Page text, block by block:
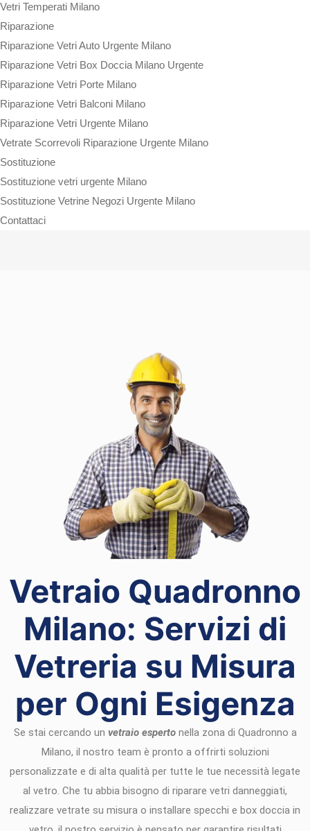
Vetri Temperati Milano
Riparazione
Riparazione Vetri Auto Urgente Milano
Riparazione Vetri Box Doccia Milano Urgente
Riparazione Vetri Porte Milano
Riparazione Vetri Balconi Milano
Riparazione Vetri Urgente Milano
Vetrate Scorrevoli Riparazione Urgente Milano
Sostituzione
Sostituzione vetri urgente Milano
Sostituzione Vetrine Negozi Urgente Milano
Contattaci
Vetraio Quadronno
Milano: Servizi di
Vetreria su Misura
per Ogni Esigenza
Se stai cercando un vetraio espertonella zona di Quadronno a
Milano, il nostro team è pronto a offrirti soluzioni
personalizzate e di alta qualità per tutte le tue necessità legate
al vetro. Che tu abbia bisogno di riparare vetri danneggiati,
realizzare vetrate su misura o installare specchi e box doccia in